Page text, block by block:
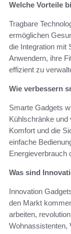
Welche Vorteile
Tragbare
ermöglichen
die Integration mit
Anwendern, ihre
effizient zu
Wie verbessern
Smarte Gadgets
Kühlschränke
Komfort und die
einfache
Energieverbrauch
Was sind
Innovation
den Markt
arbeiten,
Wohnassistenten,